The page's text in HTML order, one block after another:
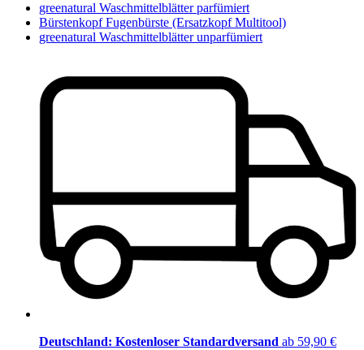
greenatural Waschmittelblätter parfümiert
Bürstenkopf Fugenbürste (Ersatzkopf Multitool)
greenatural Waschmittelblätter unparfümiert
Deutschland: Kostenloser Standardversand ab 59,90 €